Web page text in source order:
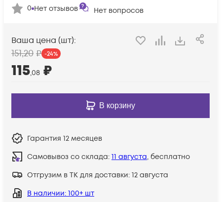
0 Нет отзывов Нет вопросов
Ваша цена (шт):
151,20 ₽ -24%
115,08 ₽
В корзину
Гарантия 12 месяцев
Самовывоз со склада: 11 августа, бесплатно
Отгрузим в ТК для доставки: 12 августа
В наличии: 100+ шт